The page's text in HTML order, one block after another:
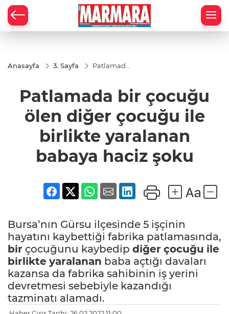
Anasayfa 3. Sayfa
Patlamada
çocuğu ile
birlikte
babaya
haciz şoku
Patlamada bir çocuğu
ölen diğer çocuğu ile
birlikte yaralanan
babaya haciz şoku
Bursa’nın Gürsu ilçesinde 5 işçinin
hayatını kaybettiği fabrika patlamasında,
bir çocuğunu kaybedip diğer çocuğu ile
birlikte yaralanan baba açtığı davaları
kazansa da fabrika sahibinin iş yerini
devretmesi sebebiyle kazandığı
tazminatı alamadı.